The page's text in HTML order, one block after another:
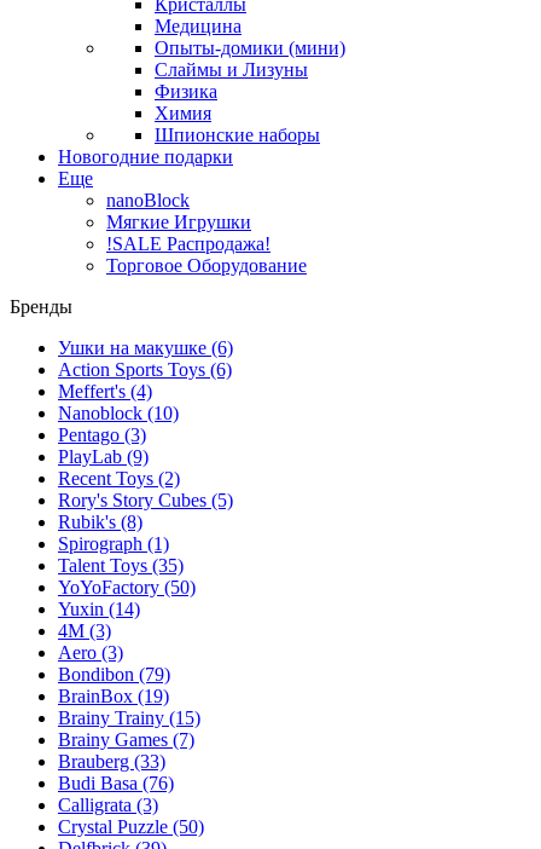
Кристаллы
Медицина
Опыты-домики (мини)
Слаймы и Лизуны
Физика
Химия
Шпионские наборы
Новогодние подарки
Еще
nanoBlock
Мягкие Игрушки
!SALE Распродажа!
Торговое Оборудование
Бренды
Ушки на макушке (6)
Action Sports Toys (6)
Meffert's (4)
Nanoblock (10)
Pentago (3)
PlayLab (9)
Recent Toys (2)
Rory's Story Cubes (5)
Rubik's (8)
Spirograph (1)
Talent Toys (35)
YoYoFactory (50)
Yuxin (14)
4M (3)
Aero (3)
Bondibon (79)
BrainBox (19)
Brainy Trainy (15)
Brainy Games (7)
Brauberg (33)
Budi Basa (76)
Calligrata (3)
Crystal Puzzle (50)